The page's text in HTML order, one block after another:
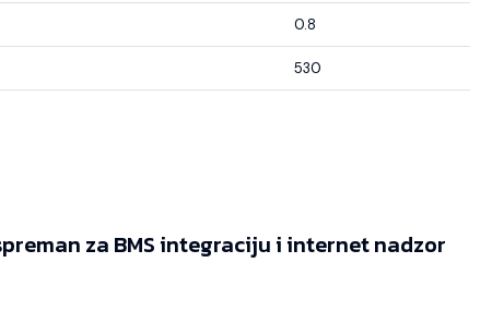
0.8
530
za BMS integraciju i internet nadzor